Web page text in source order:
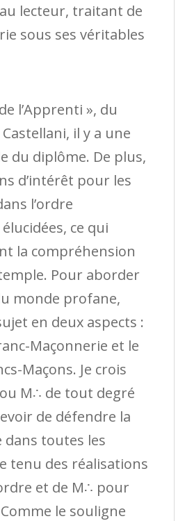
lecteur, traitant de
sous ses véritables
l’Apprenti », du
il y a une
du diplôme. De plus,
d’intérêt pour les
l’ordre
ce qui
la compréhension
Pour aborder
monde profane,
en deux aspects :
Maçonnerie et le
Maçons. Je crois
M∴ de tout degré
de défendre la
toutes les
tenu des réalisations
et de M∴ pour
le souligne